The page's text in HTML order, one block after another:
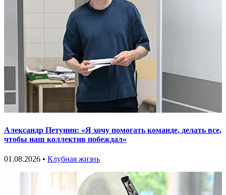
Александр Петунин: «Я хочу помогать команде, делать все,
чтобы наш коллектив побеждал»
01.08.2026 • Клубная жизнь